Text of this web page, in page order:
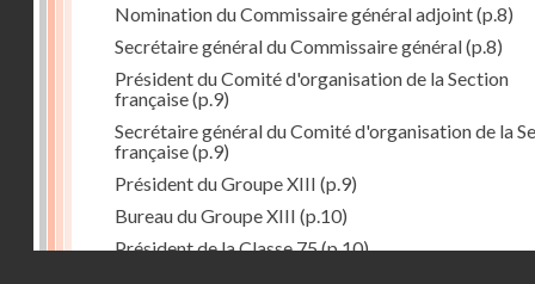
Nomination du Commissaire général adjoint(p.8)
Secrétaire général du Commissaire général(p.8)
Président du Comité d'organisation de la Section
française(p.9)
Secrétaire général du Comité d'organisation de la
française(p.9)
Président du Groupe XIII (p.9)
Bureau du Groupe XIII (p.10)
Président de la Classe 75(p.10)